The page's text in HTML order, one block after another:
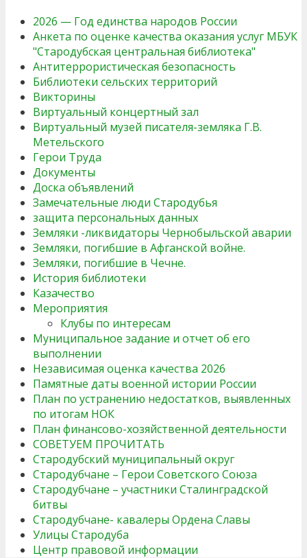
2026 — Год единства народов России
Анкета по оценке качества оказания услуг МБУК
"Стародубская центральная библиотека"
Антитеррористическая безопасность
Библиотеки сельских территорий
Викторины
Виртуальный концертный зал
Виртуальный музей писателя-земляка Г.В.
Метельского
Герои Труда
Документы
Доска объявлений
Замечательные люди Стародубья
защита персональных данных
Земляки -ликвидаторы Чернобыльской аварии
Земляки, погибшие в Афганской войне.
Земляки, погибшие в Чечне.
История библиотеки
Казачество
Мероприятия
Клубы по интересам
Муниципальное задание и отчет об его
выполнении
Независимая оценка качества 2026
Памятные даты военной истории России
План по устранению недостатков, выявленных
по итогам НОК
План финансово-хозяйственной деятельности
СОВЕТУЕМ ПРОЧИТАТЬ
Стародубский муниципальный округ
Стародубчане – Герои Советского Союза
Стародубчане – участники Сталинградской
битвы
Стародубчане- кавалеры Ордена Славы
Улицы Стародуба
Центр правовой информации